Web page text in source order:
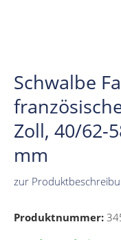
Schwalbe
Zoll, 40/62-
mm
zur
Produktnummer: